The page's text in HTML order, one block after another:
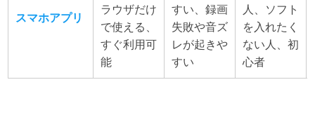
スマホアプリ
ラウザだけ
で使える、
すぐ利用可
能
すい、録画
失敗や音ズ
レが起きや
すい
人、ソフト
を入れたく
ない人、初
心者